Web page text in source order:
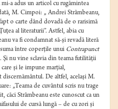
a adus un articol cu rugămintea
M. Cimpoi: „ Andrei Strâmbeanu,
o carte dând dovadă de o rarisimă
al literaturii”. Astfel, abia cu
va fi condamnat să-şi revadă literă
între coperţile unui Contrapunct
Şi nu vine sclavia din teama futilităţii
şi le impune marţial,
De altfel, acelaşi M.
„Teama de cuvântul scris nu trage
căci Strâmbeanu este cunoscut ca un
de cursă lungă – de cu zori şi